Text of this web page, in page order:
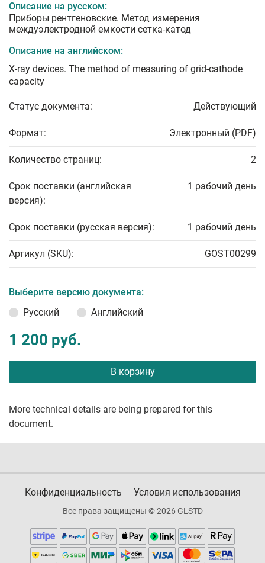
Описание на русском:
Приборы рентгеновские. Метод измерения
междуэлектродной емкости сетка-катод
Описание на английском:
X-ray devices. The method of measuring of grid-cathode
capacity
Статус документа: Действующий
Формат: Электронный (PDF)
Количество страниц: 2
Срок поставки (английская
версия):
1 рабочий день
Срок поставки (русская версия): 1 рабочий день
Артикул (SKU): GOST00299
Выберите версию документа:
Русский
Английский
1 200 руб.
В корзину
More technical details are being prepared for this
document.
Конфиденциальность Условия использования
Все права защищены © 2026 GLSTD